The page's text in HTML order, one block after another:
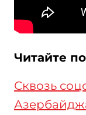
Читайте
Сквозь